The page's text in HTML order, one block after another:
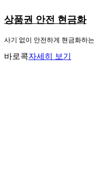
상품권 안전 현금화
사기 없이 안전하게 현금화하
바로콕자세히 보기